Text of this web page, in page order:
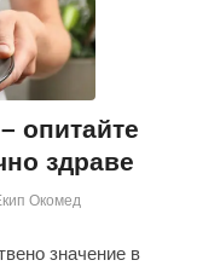
опитайте
здраве
Окомед
значение в